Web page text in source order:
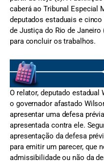
caberá ao Tribunal Especial
deputados estaduais e cinco
de Justiça do Rio de Janeiro
para concluir os trabalhos.
O relator, deputado estadual
o governador afastado
apresentar uma defesa
apresentada contra ele.
apresentação da defesa
para emitir um parecer, que
admissibilidade ou não da